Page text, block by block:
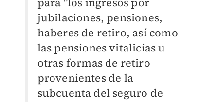
jubilaciones, pensiones,
haberes de retiro, así como
las pensiones vitalicias u
otras formas de retiro
provenientes de la
subcuenta del seguro de